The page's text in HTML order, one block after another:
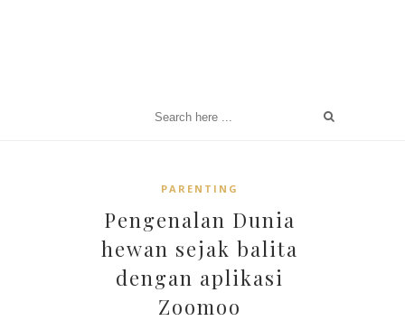
PARENTING
Pengenalan Dunia
hewan sejak balita
dengan aplikasi
Zoomoo